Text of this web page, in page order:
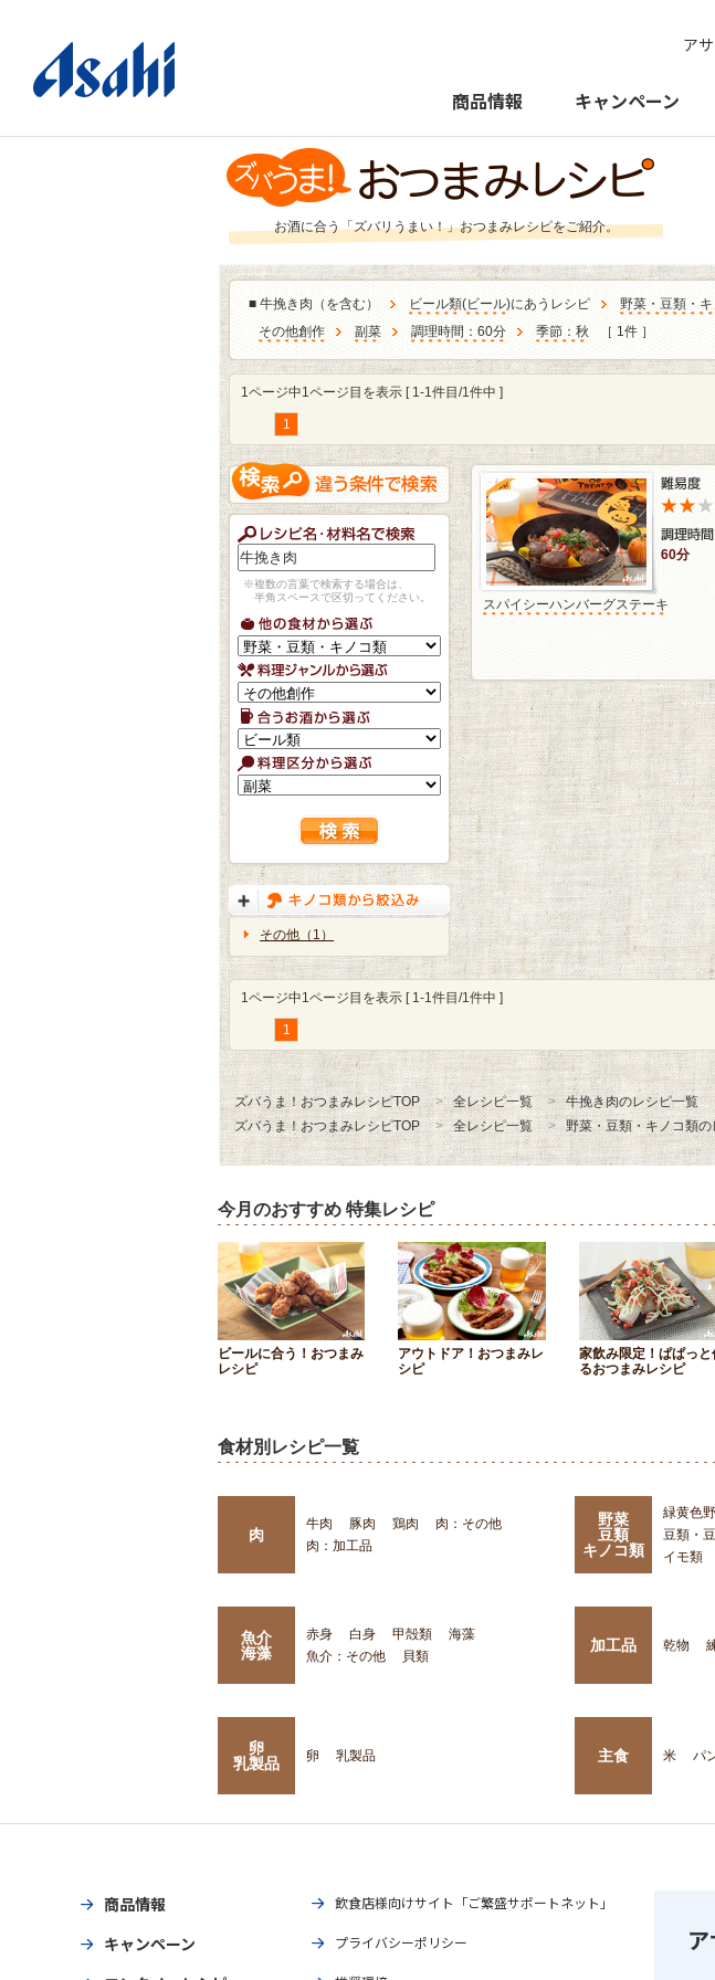
ア
商品情報 キャンペーン
お酒に合う「ズバリうまい！」おつまみレシピをご紹介。
■ 牛挽き肉（を含む） ビール類(ビール)にあうレシピ 野菜・豆類・
その他創作
副菜 調理時間：60分 季節：秋 ［ 1件 ］
1ページ中1ページ目を表示 [ 1-1件目/1件中 ]
1
※複数の言葉で検索する場合は、
半角スペースで区切ってください。
その他（1）
60分
スパイシーハンバーグステーキ
1ページ中1ページ目を表示 [ 1-1件目/1件中 ]
1
ズバうま！おつまみレシピTOP 全レシピ一覧
牛挽き肉のレシピ一覧
ズバうま！おつまみレシピTOP
全レシピ一覧 野菜・豆類・キノコ類
今月のおすすめ 特集レシピ
ビールに合う！おつまみ
レシピ
アウトドア！おつまみレ
シピ
家飲み限定！ぱぱっと
るおつまみレシピ
食材別レシピ一覧
肉
牛肉 豚肉 鶏肉
肉：その他
肉：加工品
野菜
豆類
キノコ類
緑黄色
豆類・
イモ類
魚介
海藻
赤身 白身 甲殻類
海藻
魚介：その他
貝類
加工品 乾物
卵
乳製品
卵 乳製品 主食 米 パ
商品情報
キャンペーン
飲食店様向けサイト「ご繁盛サポートネット」
プライバシーポリシー